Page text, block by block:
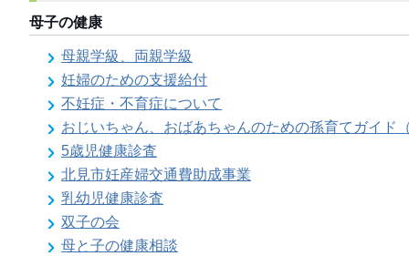
母子の健康
母親学級、両親学級
妊婦のための支援給付
不妊症・不育症について
おじいちゃん、おばあちゃんのための孫育てガイド
5歳児健康診査
北見市妊産婦交通費助成事業
乳幼児健康診査
双子の会
母と子の健康相談